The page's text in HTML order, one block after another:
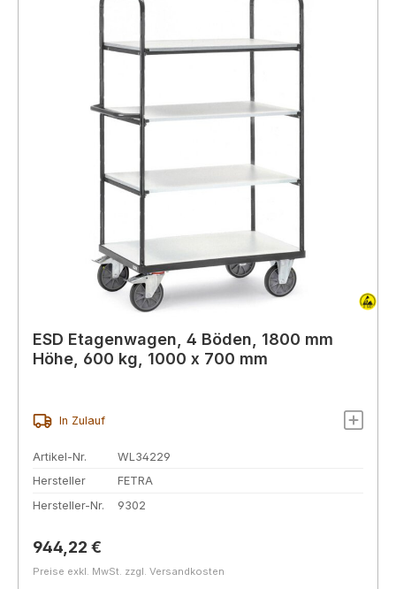
ESD Etagenwagen, 4 Böden, 1800 mm
Höhe, 600 kg, 1000 x 700 mm
In Zulauf
Artikel-Nr.
WL34229
Hersteller
FETRA
Hersteller-Nr.
9302
Regulärer Preis:
944,22 €
Preise exkl. MwSt. zzgl. Versandkosten